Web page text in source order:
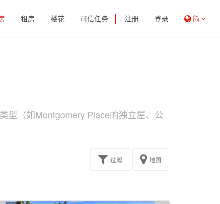
租房 楼花 可信任务 注册 登录 简
型（如Montgomery Place的独立屋、公
过滤 地图